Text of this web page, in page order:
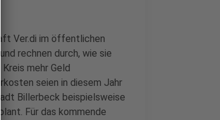
Ver.di im öffentlichen
rechnen durch, wie sie
mehr Geld
seien in diesem Jahr
Billerbeck beispielsweise
Für das kommende